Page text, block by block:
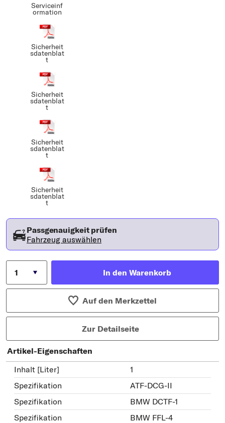
Serviceinf
ormation
Sicherheit
sdatenblat
t
Sicherheit
sdatenblat
t
Sicherheit
sdatenblat
t
Sicherheit
sdatenblat
t
Passgenauigkeit prüfen
Fahrzeug auswählen
In den Warenkorb
Auf den Merkzettel
Zur Detailseite
Artikel-Eigenschaften
Inhalt [Liter]
1
Spezifikation
ATF-DCG-II
Spezifikation
BMW DCTF-1
Spezifikation
BMW FFL-4